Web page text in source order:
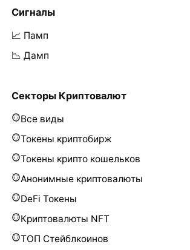
Сигналы
📈 Памп
📉 Дамп
Секторы Криптовалют
Все виды
Токены криптобирж
Токены крипто кошельков
Анонимные криптовалюты
DeFi Токены
Криптовалюты NFT
ТОП Стейблкоинов